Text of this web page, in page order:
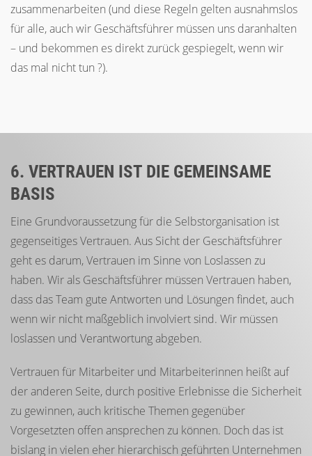
zusammenarbeiten (und diese Regeln gelten ausnahmslos
für alle, auch wir Geschäftsführer müssen uns daranhalten
– und bekommen es direkt zurück gespiegelt, wenn wir
das mal nicht tun ?).
6. VERTRAUEN IST DIE GEMEINSAME
BASIS
Eine Grundvoraussetzung für die Selbstorganisation ist
gegenseitiges Vertrauen. Aus Sicht der Geschäftsführer
geht es darum, Vertrauen im Sinne von Loslassen zu
haben. Wir als Geschäftsführer müssen Vertrauen haben,
dass das Team gute Antworten und Lösungen findet, auch
wenn wir nicht maßgeblich involviert sind. Wir müssen
loslassen und Verantwortung abgeben.
Vertrauen für Mitarbeiter und Mitarbeiterinnen heißt auf
der anderen Seite, durch positive Erlebnisse die Sicherheit
zu gewinnen, auch kritische Themen gegenüber
Vorgesetzten offen ansprechen zu können. Doch das ist
bislang in vielen eher hierarchisch geführten Unternehmen